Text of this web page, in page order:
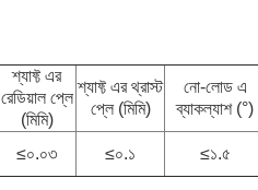
শ্যাফ্ট এর
রেডিয়াল প্লে
(মিমি)
শ্যাফ্ট এর থ্রাস্ট
প্লে (মিমি)
নো-লোড এ
ব্যাকল্যাশ (°)
≤০.০৩ ≤০.১ ≤১.৫